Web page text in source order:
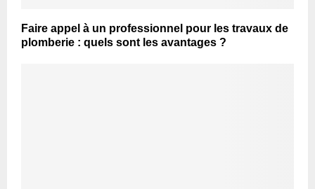
Faire appel à un professionnel pour les travaux de
plomberie : quels sont les avantages ?